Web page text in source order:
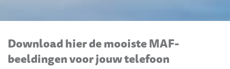
Download hier de mooiste MAF-
beeldingen voor jouw telefoon